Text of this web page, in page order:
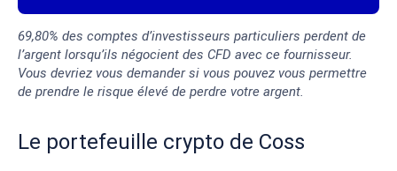
69,80% des comptes d’investisseurs particuliers perdent de
l’argent lorsqu’ils négocient des CFD avec ce fournisseur.
Vous devriez vous demander si vous pouvez vous permettre
de prendre le risque élevé de perdre votre argent.
Le portefeuille crypto de Coss